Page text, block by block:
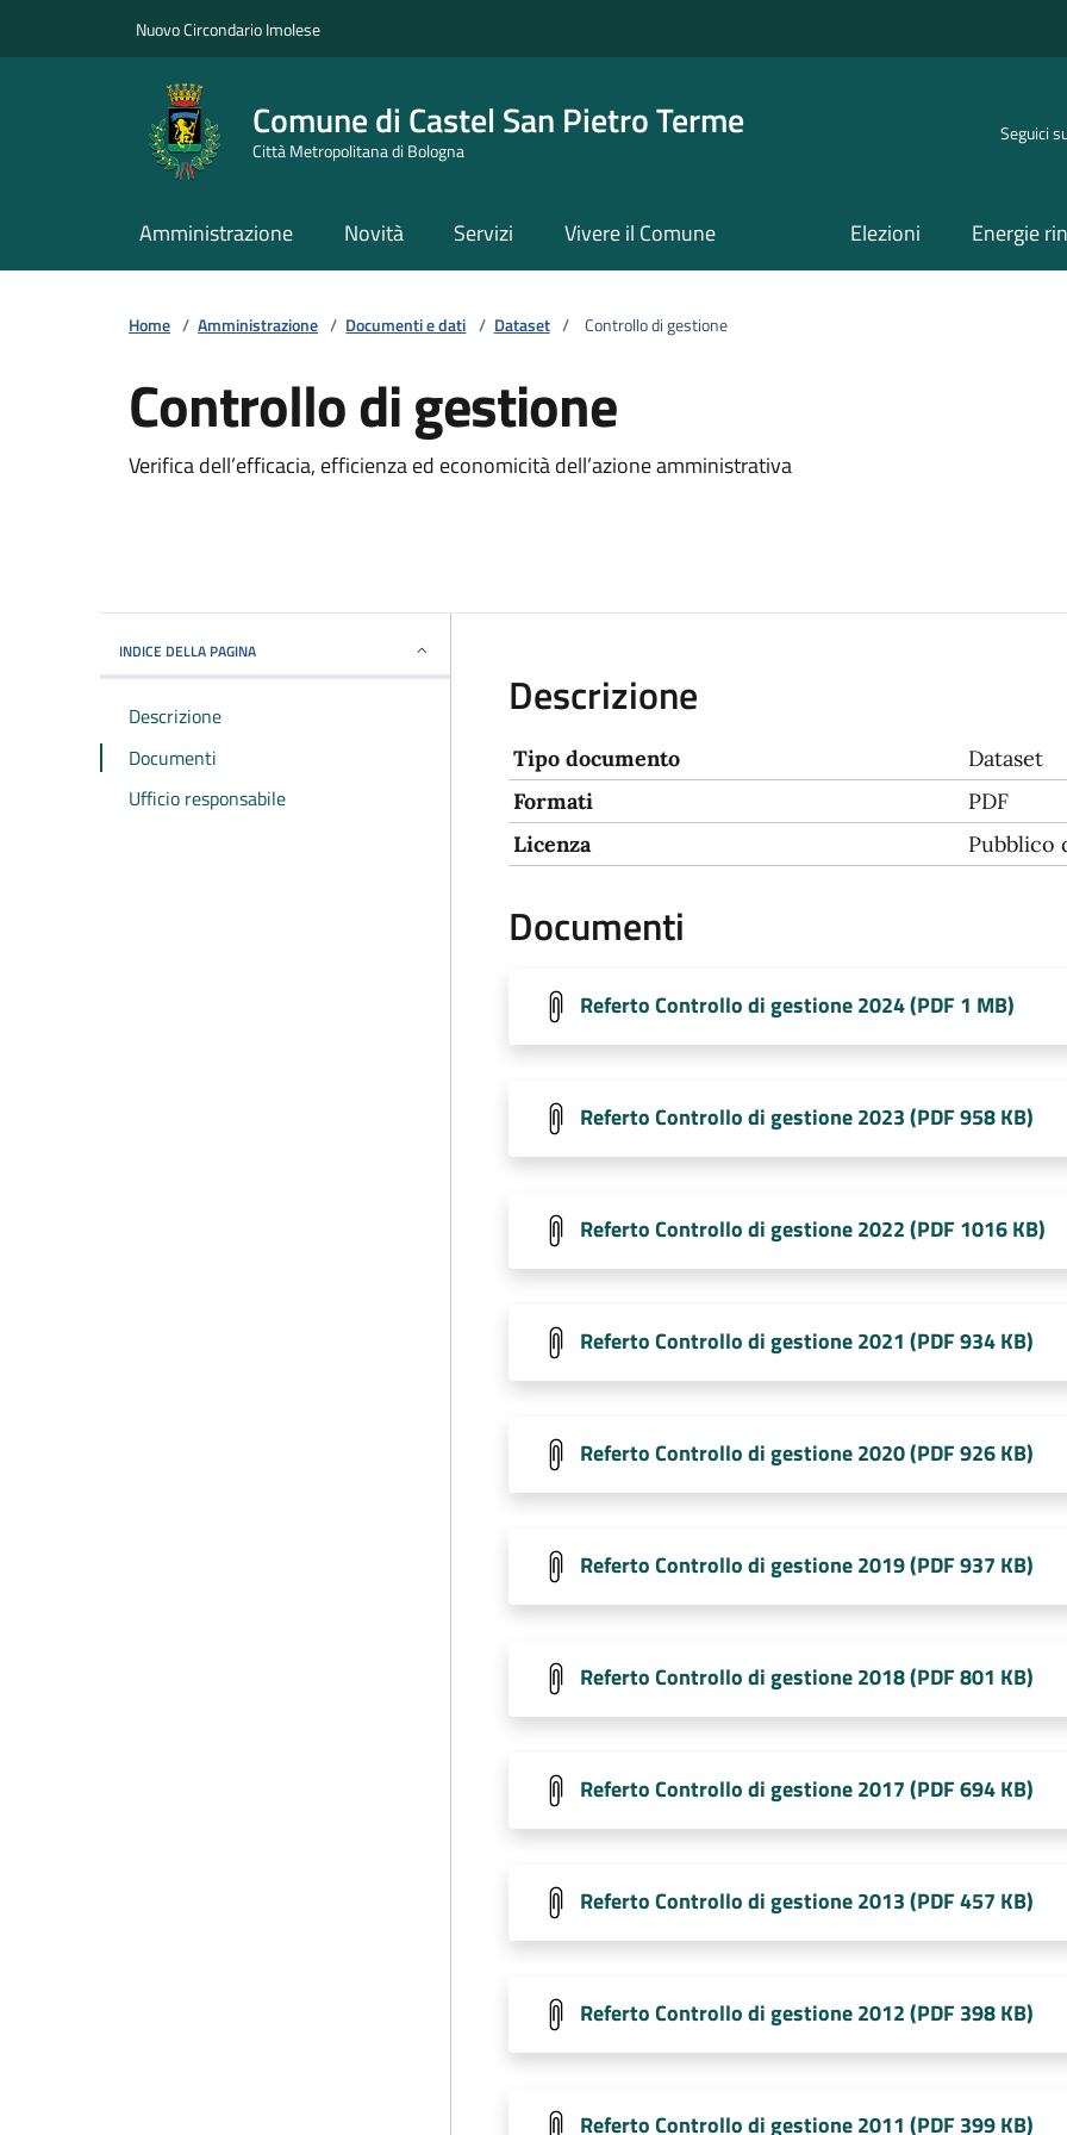
Nuovo Circondario Imolese
Comune di Castel San Pietro Terme
Città Metropolitana di Bologna
Seguici
Amministrazione Novità Servizi Vivere il Comune Elezioni Energie
Home / Amministrazione / Documenti e dati / Dataset / Controllo di gestione
Controllo di gestione
Verifica dell’efficacia, efficienza ed economicità dell’azione amministrativa
INDICE DELLA PAGINA
Descrizione
Documenti
Ufficio responsabile
Descrizione
Tipo documento
Dataset
Formati
PDF
Licenza
Pubblico
Documenti
Referto Controllo di gestione 2024 (PDF 1 MB)
Referto Controllo di gestione 2023 (PDF 958 KB)
Referto Controllo di gestione 2022 (PDF 1016 KB)
Referto Controllo di gestione 2021 (PDF 934 KB)
Referto Controllo di gestione 2020 (PDF 926 KB)
Referto Controllo di gestione 2019 (PDF 937 KB)
Referto Controllo di gestione 2018 (PDF 801 KB)
Referto Controllo di gestione 2017 (PDF 694 KB)
Referto Controllo di gestione 2013 (PDF 457 KB)
Referto Controllo di gestione 2012 (PDF 398 KB)
Referto Controllo di gestione 2011 (PDF 399 KB)